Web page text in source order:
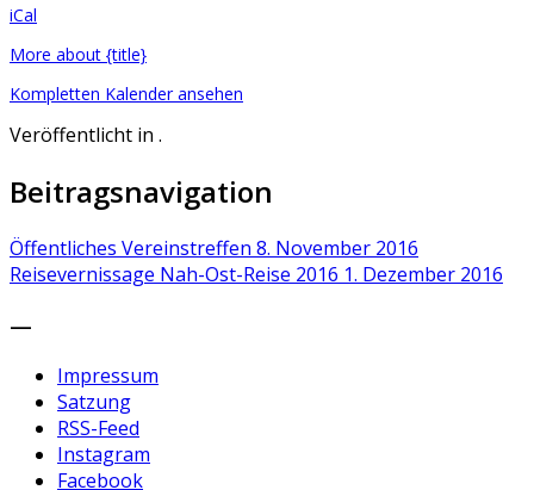
iCal
More about {title}
Kompletten Kalender ansehen
Veröffentlicht in .
Beitragsnavigation
Öffentliches Vereinstreffen 8. November 2016
Reisevernissage Nah-Ost-Reise 2016 1. Dezember 2016
—
Impressum
Satzung
RSS-Feed
Instagram
Facebook